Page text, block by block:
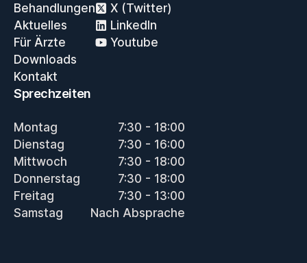
Behandlungen
Aktuelles
Für Ärzte
Downloads
Kontakt
Sprechzeiten
Montag
7:30 - 18:00
Dienstag
7:30 - 16:00
Mittwoch
7:30 - 18:00
Donnerstag
7:30 - 18:00
Freitag
7:30 - 13:00
Samstag
Nach Absprache
X (Twitter)
LinkedIn
Youtube